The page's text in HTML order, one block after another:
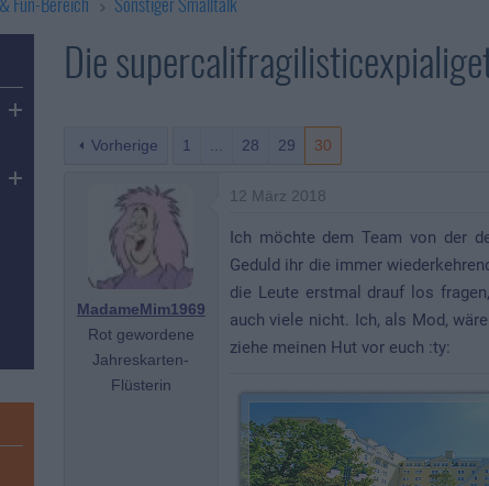
Die
Vorherige 1 28 29 30
MadameMim1969
Rot gewordene
Jahreskarten-
Flüsterin
12 März 2018
Ich möchte dem Team von der
Geduld ihr die immer
die Leute erstmal drauf los
auch viele nicht. Ich, als Mod,
ziehe meinen Hut vor euch :ty: